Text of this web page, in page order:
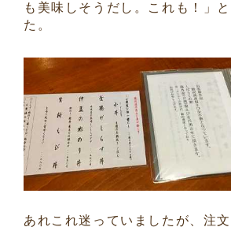
も美味しそうだし。これも！」
た。
あれこれ迷っていましたが、注